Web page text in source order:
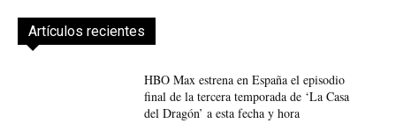
Artículos recientes
HBO Max estrena en España el episodio
final de la tercera temporada de ‘La Casa
del Dragón’ a esta fecha y hora